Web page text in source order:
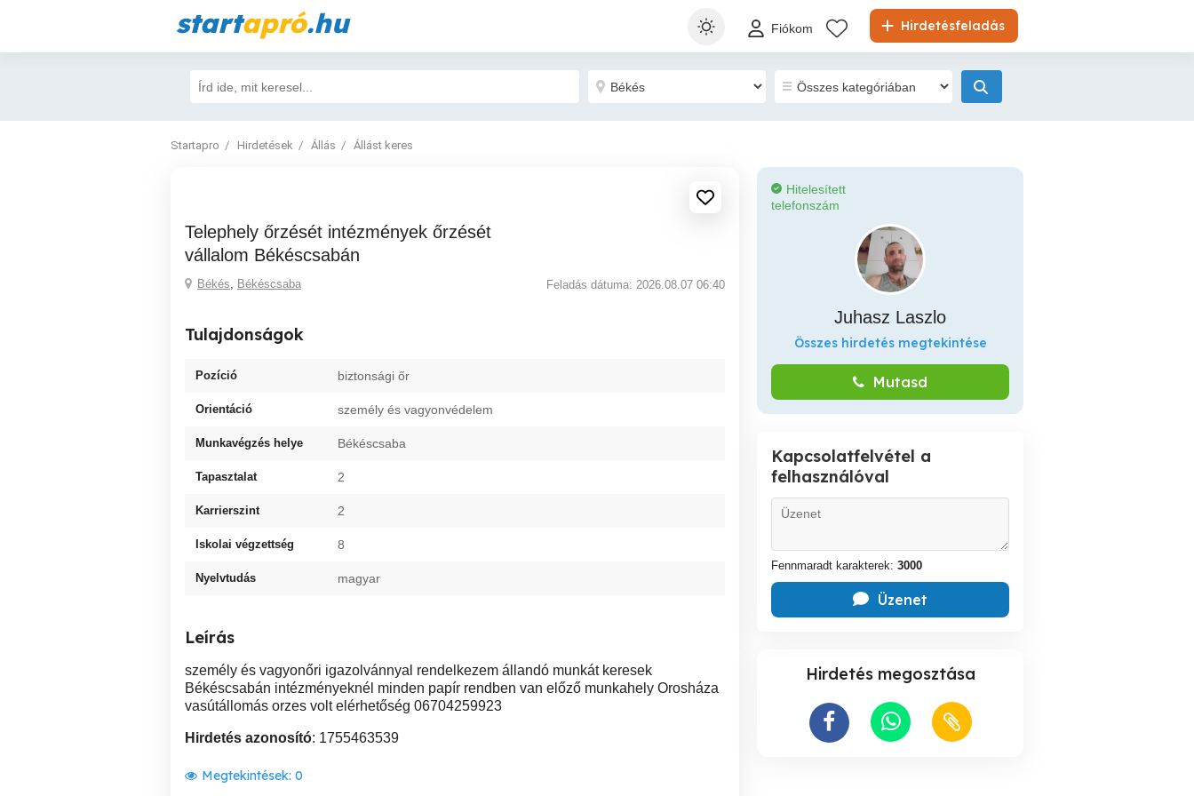
startapró.hu Hirdetésfeladás
Fiókom
Startapro Hirdetések Állás Állást keres
telephely őrzését intézmények őrzését
vállalom Békéscsabán
Békés, Békéscsaba Feladás dátuma: 2026.08.07 06:40
Tulajdonságok
Pozíció biztonsági őr
Orientáció személy és vagyonvédelem
Munkavégzés helye Békéscsaba
Tapasztalat 2
Karrierszint 2
Iskolai végzettség 8
Nyelvtudás magyar
Leírás
személy és vagyonőri igazolvánnyal rendelkezem állandó munkát keresek
Békéscsabán intézményeknél minden papír rendben van előző munkahely Orosháza
vasútállomás orzes volt elérhetőség 06704259923
Hirdetés azonosító: 1755463539
Megtekintések: 0
Hitelesített
telefonszám
Juhasz Laszlo
Összes hirdetés megtekintése
Mutasd
Kapcsolatfelvétel a
felhasználóval
Fennmaradt karakterek: 3000
Üzenet
Hirdetés megosztása